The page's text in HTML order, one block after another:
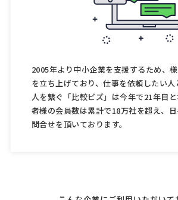
2005年より中小企業を支援するため、
を立ち上げており、仕事を依頼したい
人を繋ぐ「比較ビズ」は今年で21年目
者様の会員数は累計で18万社を超え、
問合せを頂いております。